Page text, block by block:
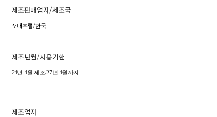
제조판매업자/제조국
쏘내추럴/한국
제조년월/사용기한
24년 4월 제조/27년 4월까지
제조업자